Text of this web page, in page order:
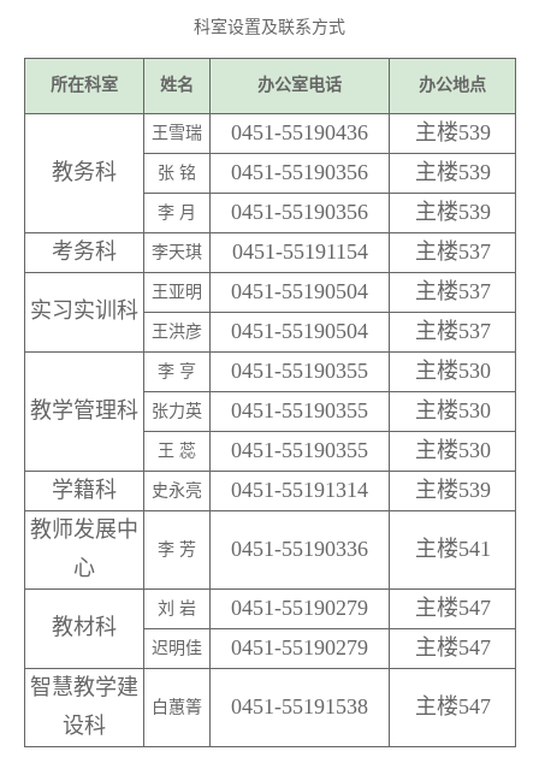
科室设置及联系方式
所在科室 姓名 办公室电话 办公地点
教务科
王雪瑞 0451-55190436 主楼539
张 铭 0451-55190356 主楼539
李 月 0451-55190356 主楼539
考务科
李天琪 0451-55191154 主楼537
实习实训科
王亚明 0451-55190504 主楼537
王洪彦 0451-55190504 主楼537
教学管理科
李 亨 0451-55190355 主楼530
张力英 0451-55190355 主楼530
王 蕊 0451-55190355
主楼530
学籍科
史永亮 0451-55191314
主楼539
教师发展中
心
李 芳 0451-55190336 主楼541
教材科
刘 岩 0451-55190279 主楼547
迟明佳 0451-55190279
主楼547
智慧教学建
设科
白蕙箐 0451-55191538 主楼547